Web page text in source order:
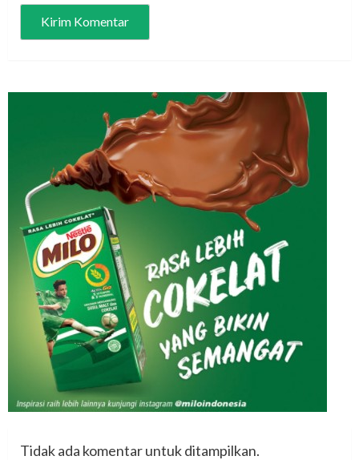
Tidak ada komentar untuk ditampilkan.